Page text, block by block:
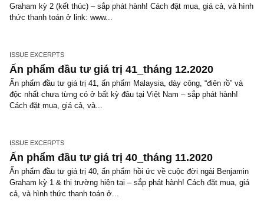
ISSUE EXCERPTS
Ấn phẩm đầu tư giá trị 42_tháng 01.2021
Ấn phẩm đầu tư giá trị 42, ấn phẩm hồi ức về cuộc đời ngài
ISSUE EXCERPTS
Ấn phẩm đầu tư giá trị 41_tháng 12.2020